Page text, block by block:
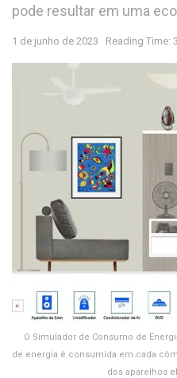
pode resultar em uma
1 de junho de 2023 Reading Time:
O Simulador de Consumo de
de energia é consumida em cada
dos aparelhos